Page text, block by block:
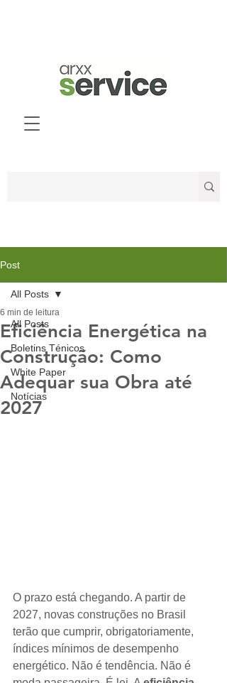
Post
All Posts
Boletins Ténicos
White Paper
Notícias
All Posts
Eficiência Energética na
Construção: Como
Adequar sua Obra até
2027
6 min de leitura
O prazo está chegando. A partir de
2027, novas construções no Brasil
terão que cumprir, obrigatoriamente,
índices mínimos de desempenho
energético. Não é tendência. Não é